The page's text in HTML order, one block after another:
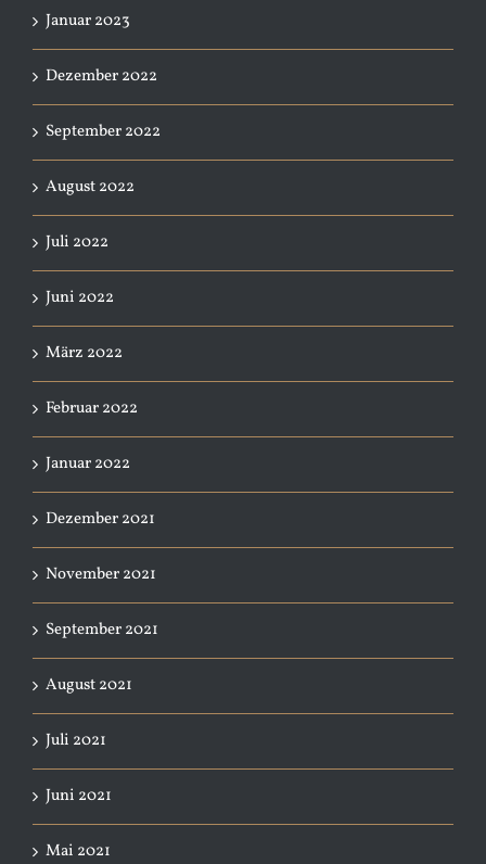
Januar 2023
Dezember 2022
September 2022
August 2022
Juli 2022
Juni 2022
März 2022
Februar 2022
Januar 2022
Dezember 2021
November 2021
September 2021
August 2021
Juli 2021
Juni 2021
Mai 2021